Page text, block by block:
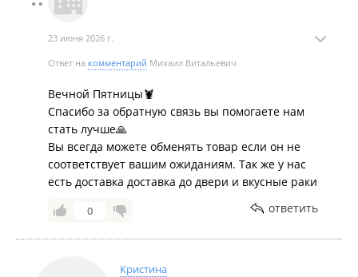
23 июня 2026 г.
Ответ на комментарий Михаил Витальевич
Вечной Пятницы🦞
Спасибо за обратную связь вы помогаете нам
стать лучше🙏
Вы всегда можете обменять товар если он не
соответствует вашим ожиданиям. Так же у нас
есть доставка доставка до двери и вкусные раки
0 ответить
Кристина